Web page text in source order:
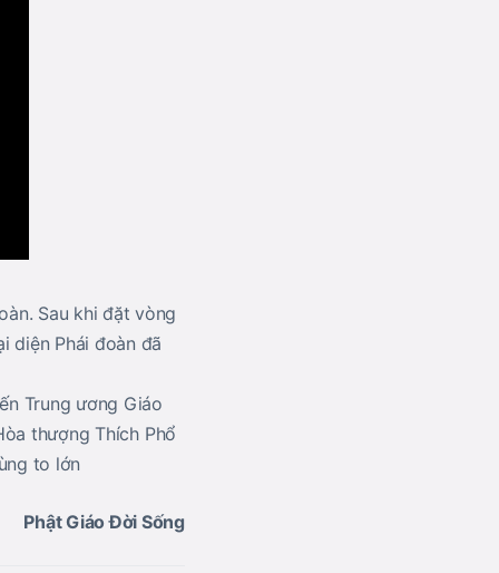
Sau khi đặt vòng
diện Phái đoàn đã
Trung ương Giáo
thượng Thích Phổ
to lớn
Phật Giáo Đời Sống